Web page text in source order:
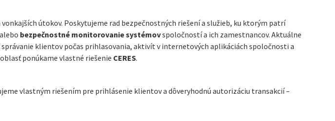
útokov. Poskytujeme rad bezpečnostných riešení a služieb, ku ktorým patrí
bezpečnostné monitorovanie systémovspoločností a ich zamestnancov. Aktuálne
klientov počas prihlasovania, aktivít v internetových aplikáciách spoločnosti a
ponúkame vlastné riešenie CERES.
vlastným riešením pre prihlásenie klientov a dôveryhodnú autorizáciu transakcií –